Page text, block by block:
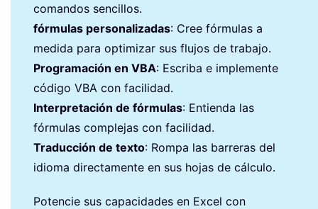
comandos sencillos.
fórmulas personalizadas: Cree fórmulas a
medida para optimizar sus flujos de trabajo.
Programación en VBA: Escriba e implemente
código VBA con facilidad.
Interpretación de fórmulas: Entienda las
fórmulas complejas con facilidad.
Traducción de texto: Rompa las barreras del
idioma directamente en sus hojas de cálculo.
Potencie sus capacidades en Excel con